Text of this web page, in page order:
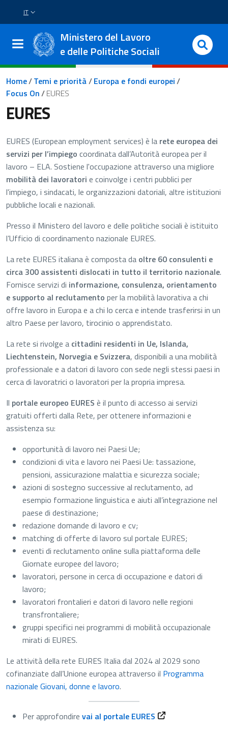
SELETTORE LINGUA: CURRENT LANGUAGE
IT
Ministero del Lavoro
e delle Politiche Sociali
Briciole di pane
Home/Temi e priorità/Europa e fondi europei/
Focus On/EURES
EURES
EURES (European employment services) è la rete europea dei
servizi per l’impiego coordinata dall’Autorità europea per il
lavoro – ELA. Sostiene l'occupazione attraverso una migliore
mobilità dei lavoratori e coinvolge i centri pubblici per
l'impiego, i sindacati, le organizzazioni datoriali, altre istituzioni
pubbliche locali e nazionali.
Presso il Ministero del lavoro e delle politiche sociali è istituito
l’Ufficio di coordinamento nazionale EURES.
La rete EURES italiana è composta da oltre 60 consulenti e
circa 300 assistenti dislocati in tutto il territorio nazionale.
Fornisce servizi di informazione, consulenza, orientamento
e supporto al reclutamento per la mobilità lavorativa a chi
offre lavoro in Europa e a chi lo cerca e intende trasferirsi in un
altro Paese per lavoro, tirocinio o apprendistato.
La rete si rivolge a cittadini residenti in Ue, Islanda,
Liechtenstein, Norvegia e Svizzera, disponibili a una mobilità
professionale e a datori di lavoro con sede negli stessi paesi in
cerca di lavoratrici o lavoratori per la propria impresa.
Il portale europeo EURES è il punto di accesso ai servizi
gratuiti offerti dalla Rete, per ottenere informazioni e
assistenza su:
opportunità di lavoro nei Paesi Ue;
condizioni di vita e lavoro nei Paesi Ue: tassazione,
pensioni, assicurazione malattia e sicurezza sociale;
azioni di sostegno successive al reclutamento, ad
esempio formazione linguistica e aiuti all’integrazione nel
paese di destinazione;
redazione domande di lavoro e cv;
matching di offerte di lavoro sul portale EURES;
eventi di reclutamento online sulla piattaforma delle
Giornate europee del lavoro;
lavoratori, persone in cerca di occupazione e datori di
lavoro;
lavoratori frontalieri e datori di lavoro nelle regioni
transfrontaliere;
gruppi specifici nei programmi di mobilità occupazionale
mirati di EURES.
Le attività della rete EURES Italia dal 2024 al 2029 sono
cofinanziate dall’Unione europea attraverso il Programma
nazionale Giovani, donne e lavoro.
Per approfondire vai al portale EURES Apre in una nuova